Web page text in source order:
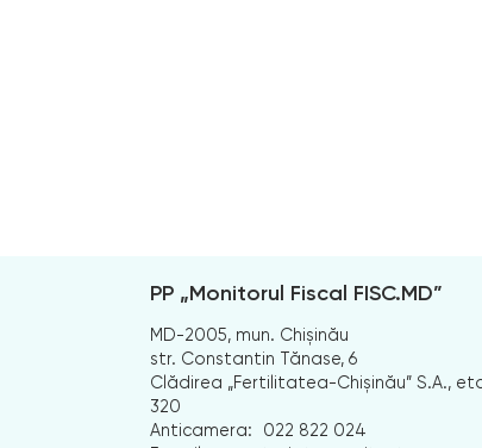
PP „Monitorul Fiscal FISC.MD”
MD-2005, mun. Chișinău
str. Constantin Tănase, 6
Clădirea „Fertilitatea-Chișinău” S.A.,
320
Anticamera:
022 822 024